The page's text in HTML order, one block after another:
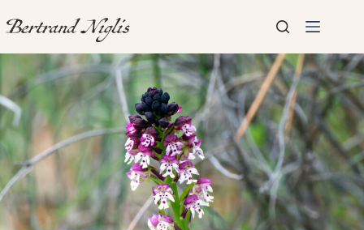
au
contenu
résultat
Accueil
Présentation
Articles